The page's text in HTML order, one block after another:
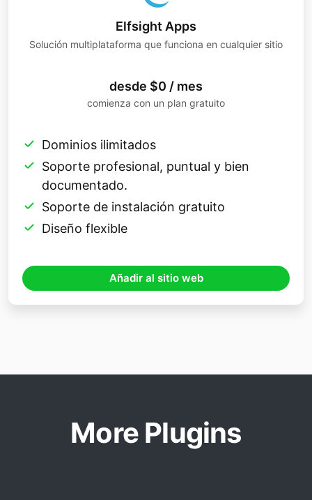
Elfsight Apps
Solución multiplataforma que funciona en cualquier sitio
desde $0 / mes
comienza con un plan gratuito
Dominios ilimitados
Soporte profesional, puntual y bien
documentado.
Soporte de instalación gratuito
Diseño flexible
Añadir al sitio web
More Plugins